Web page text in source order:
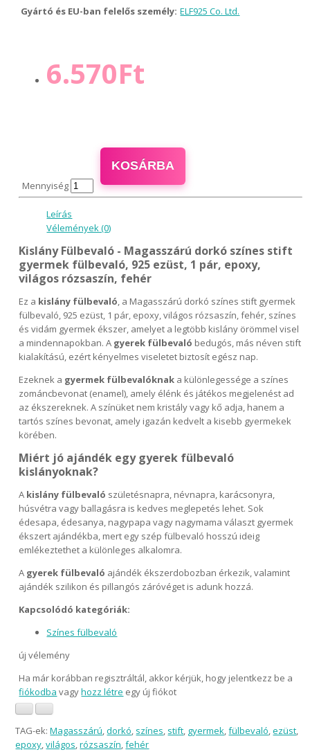
Gyártó és EU-ban felelős személy: ELF925 Co. Ltd.
6.570Ft
Mennyiség
KOSÁRBA
Leírás
Vélemények (0)
Kislány Fülbevaló - Magasszárú dorkó színes stift
gyermek fülbevaló, 925 ezüst, 1 pár, epoxy,
világos rózsaszín, fehér
Ez a kislány fülbevaló , a Magasszárú dorkó színes stift gyermek
fülbevaló, 925 ezüst, 1 pár, epoxy, világos rózsaszín, fehér, színes
és vidám gyermek ékszer, amelyet a legtöbb kislány örömmel visel
a mindennapokban. A gyerek fülbevaló bedugós, más néven stift
kialakítású, ezért kényelmes viseletet biztosít egész nap.
Ezeknek a gyermek fülbevalóknak a különlegessége a színes
zománcbevonat (enamel), amely élénk és játékos megjelenést ad
az ékszereknek. A színüket nem kristály vagy kő adja, hanem a
tartós színes bevonat, amely igazán kedvelt a kisebb gyermekek
körében.
Miért jó ajándék egy gyerek fülbevaló
kislányoknak?
A kislány fülbevaló születésnapra, névnapra, karácsonyra,
húsvétra vagy ballagásra is kedves meglepetés lehet. Sok
édesapa, édesanya, nagypapa vagy nagymama választ gyermek
ékszert ajándékba, mert egy szép fülbevaló hosszú ideig
emlékeztethet a különleges alkalomra.
A gyerek fülbevaló ajándék ékszerdobozban érkezik, valamint
ajándék szilikon és pillangós záróvéget is adunk hozzá.
Kapcsolódó kategóriák:
Színes fülbevaló
új vélemény
Ha már korábban regisztráltál, akkor kérjük, hogy jelentkezz be a
fiókodba vagyhozz létre egy új fiókot
TAG-ek:Magasszárú,dorkó, színes, stift, gyermek,fülbevaló,ezüst,
epoxy,világos,rózsaszín,fehér